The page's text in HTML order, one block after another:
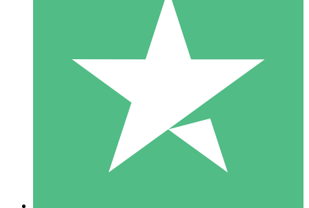
Pacchetti di Crediti Individuali
Paga a consumo con crediti di download. Nessun impegno
1 Download
10